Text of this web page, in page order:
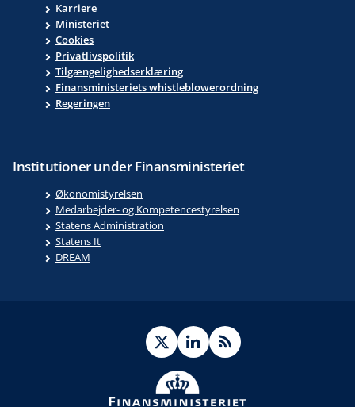
Karriere
Ministeriet
Cookies
Privatlivspolitik
Tilgængelighedserklæring
Finansministeriets whistleblowerordning
Regeringen
Institutioner under Finansministeriet
Økonomistyrelsen
Medarbejder- og Kompetencestyrelsen
Statens Administration
Statens It
DREAM
TwitterLinkedIn
RSS